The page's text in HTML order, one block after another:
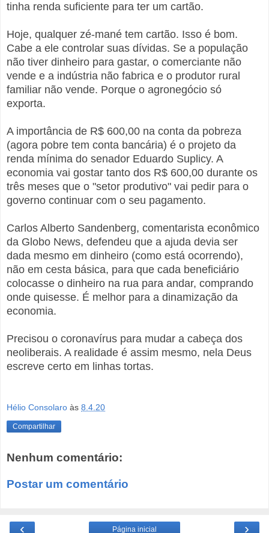
tinha renda suficiente para ter um cartão.
Hoje, qualquer zé-mané tem cartão. Isso é bom.
Cabe a ele controlar suas dívidas. Se a população
não tiver dinheiro para gastar, o comerciante não
vende e a indústria não fabrica e o produtor rural
familiar não vende. Porque o agronegócio só
exporta.
A importância de R$ 600,00 na conta da pobreza
(agora pobre tem conta bancária) é o projeto da
renda mínima do senador Eduardo Suplicy. A
economia vai gostar tanto dos R$ 600,00 durante os
três meses que o "setor produtivo" vai pedir para o
governo continuar com o seu pagamento.
Carlos Alberto Sandenberg, comentarista econômico
da Globo News, defendeu que a ajuda devia ser
dada mesmo em dinheiro (como está ocorrendo),
não em cesta básica, para que cada beneficiário
colocasse o dinheiro na rua para andar, comprando
onde quisesse. É melhor para a dinamização da
economia.
Precisou o coronavírus para mudar a cabeça dos
neoliberais. A realidade é assim mesmo, nela Deus
escreve certo em linhas tortas.
Hélio Consolaro às 8.4.20
Compartilhar
Nenhum comentário:
Postar um comentário
‹ ›
Página inicial